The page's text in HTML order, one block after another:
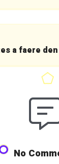
a faere
No